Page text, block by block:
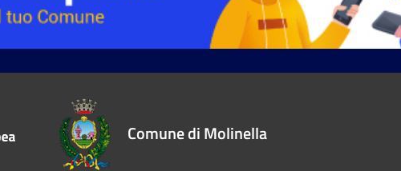
Comune di Molinella